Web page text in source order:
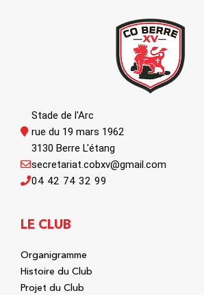
Stade de l'Arc
rue du 19 mars 1962
3130 Berre L'étang
04 42 74 32 99
secretariat.cobxv@gmail.com
LE CLUB
Organigramme
Histoire du Club
Projet du Club